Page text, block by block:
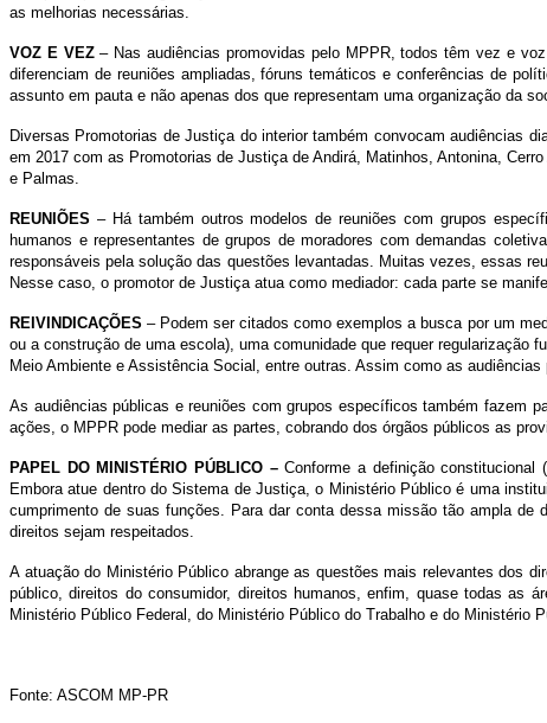
as melhorias necessárias.
VOZ E VEZ– Nas audiências promovidas pelo MPPR, todos têm vez e
diferenciam de reuniões ampliadas, fóruns temáticos e conferências de
assunto em pauta e não apenas dos que representam uma organização da
Diversas Promotorias de Justiça do interior também convocam audiências
em 2017 com as Promotorias de Justiça de Andirá, Matinhos, Antonina,
e Palmas.
REUNIÕES – Há também outros modelos de reuniões com grupos
humanos e representantes de grupos de moradores com demandas
responsáveis pela solução das questões levantadas. Muitas vezes, essas
Nesse caso, o promotor de Justiça atua como mediador: cada parte se
REIVINDICAÇÕES – Podem ser citados como exemplos a busca por um
ou a construção de uma escola), uma comunidade que requer regularização
Meio Ambiente e Assistência Social, entre outras. Assim como as
As audiências públicas e reuniões com grupos específicos também fazem
ações, o MPPR pode mediar as partes, cobrando dos órgãos públicos as
PAPEL DO MINISTÉRIO PÚBLICO –Conforme a definição constitucional
Embora atue dentro do Sistema de Justiça, o Ministério Público é uma
cumprimento de suas funções. Para dar conta dessa missão tão ampla
direitos sejam respeitados.
A atuação do Ministério Público abrange as questões mais relevantes dos
público, direitos do consumidor, direitos humanos, enfim, quase todas as
Ministério Público Federal, do Ministério Público do Trabalho e do Ministério
Fonte: ASCOM MP-PR